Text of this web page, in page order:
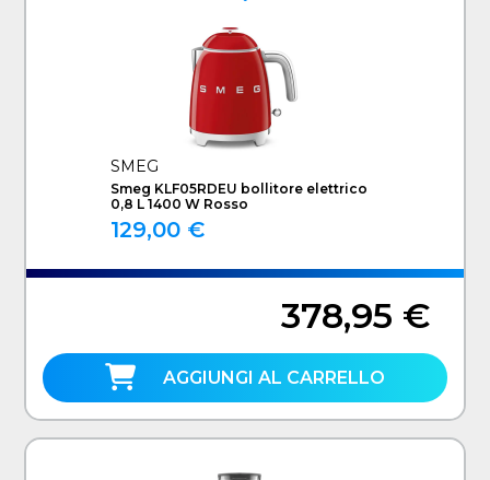
SMEG
Smeg KLF05RDEU bollitore elettrico
0,8 L 1400 W Rosso
129,00 €
378,95 €
AGGIUNGI AL CARRELLO